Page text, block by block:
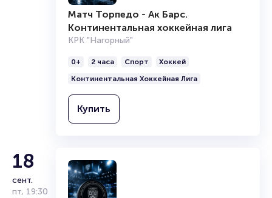
ОрганизаторамМатч Торпедо - Ак Барс.
Континентальная хоккейная лига
КРК "Нагорный"
0+ 2 часа Спорт
Хоккей
Континентальная Хоккейная Лига
Купить
18
сент.
пт, 19:30